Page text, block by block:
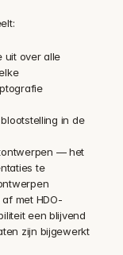
uit over alle
in de
— het
te
met HDO-
een blijvend
zijn bijgewerkt